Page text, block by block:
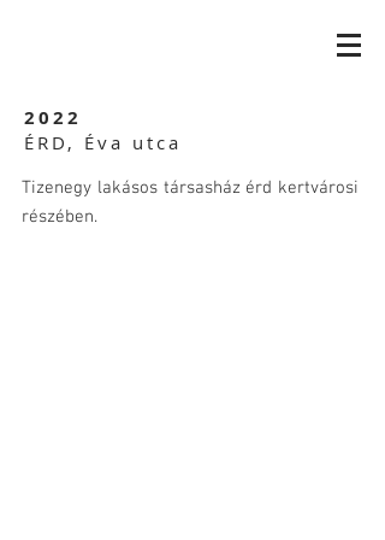
2022
ÉRD, Éva utca
Tizenegy lakásos társasház érd kertvárosi
részében.